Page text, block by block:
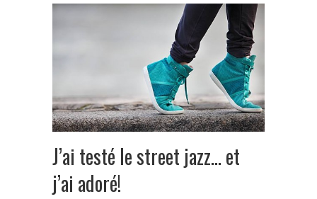
J’ai testé le street jazz… et
j’ai adoré!